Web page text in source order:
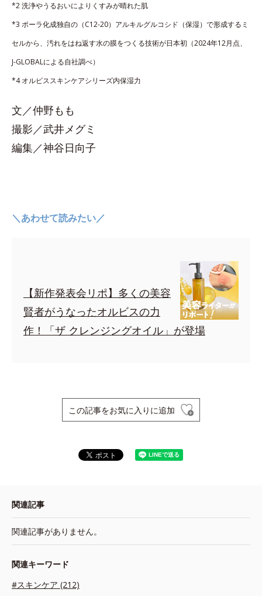
*2 洗浄やうるおいによりくすみが晴れた肌
*3 ポーラ化成独自の（C12-20）アルキルグルコシド（保湿）で形成するミ
セルから、汚れをはね返す水の膜をつくる技術が日本初（2024年12月点、
J-GLOBALによる自社調べ）
*4 オルビススキンケアシリーズ内保湿力
文／仲野もも
撮影／武井メグミ
編集／神谷日向子
＼あわせて読みたい／
【新作発表会リポ】多くの美容
賢者がうなったオルビスの力
作！「ザ クレンジングオイル」が登場
この記事をお気に入りに追加
関連記事
関連記事がありません。
関連キーワード
#スキンケア (212)